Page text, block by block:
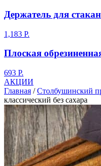
Держатель для
1,183 Р.
Плоская
693 Р.
АКЦИИ
Главная /Столбушинский
классический без сахара